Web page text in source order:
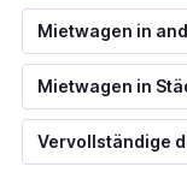
Mietwagen in
Mietwagen in
Vervollständige